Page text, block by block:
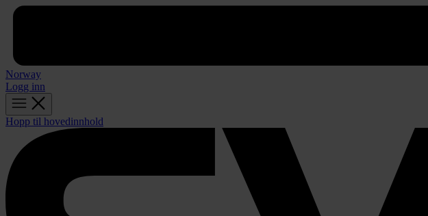
Norway
Logg inn
Hopp til hovedinnhold